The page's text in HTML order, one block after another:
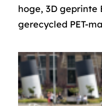
hoge, 3D geprinte
gerecycled PET-